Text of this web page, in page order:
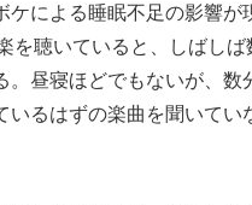
ケによる睡眠不足の影響が
を聴いていると、しばしば
。昼寝ほどでもないが、数
いるはずの楽曲を聞いてい